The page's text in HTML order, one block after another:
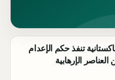
تنفذ حكم الإعدام
الإرهابية